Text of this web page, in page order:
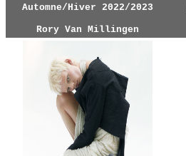
Automne/Hiver 2022/2023
Rory Van Millingen